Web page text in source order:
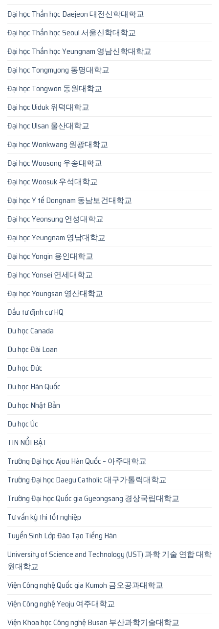
Đại học Thần học Daejeon 대전신학대학교
Đại học Thần học Seoul 서울신학대학교
Đại học Thần học Yeungnam 영남신학대학교
Đại học Tongmyong 동명대학교
Đại học Tongwon 동원대학교
Đại học Uiduk 위덕대학교
Đại học Ulsan 울산대학교
Đại học Wonkwang 원광대학교
Đại học Woosong 우송대학교
Đại học Woosuk 우석대학교
Đại học Y tế Dongnam 동남보건대학교
Đại học Yeonsung 연성대학교
Đại học Yeungnam 영남대학교
Đại học Yongin 용인대학교
Đại học Yonsei 연세대학교
Đại học Youngsan 영산대학교
Đầu tư định cư HQ
Du học Canada
Du học Đài Loan
Du học Đức
Du học Hàn Quốc
Du học Nhật Bản
Du học Úc
TIN NỔI BẬT
Trường Đại học Ajou Hàn Quốc – 아주대학교
Trường Đại học Daegu Catholic 대구가톨릭대학교
Trường Đại học Quốc gia Gyeongsang 경상국립대학교
Tư vấn kỳ thi tốt nghiệp
Tuyển Sinh Lớp Đào Tạo Tiếng Hàn
University of Science and Technology (UST) 과학 기술 연합 대학
원대학교
Viện Công nghệ Quốc gia Kumoh 금오공과대학교
Viện Công nghệ Yeoju 여주대학교
Viện Khoa học Công nghệ Busan 부산과학기술대학교